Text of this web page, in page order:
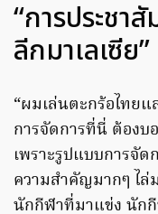
“การประช
ลีกมาเลเซีย”
“ผมเล่นตะกร้อไทย
การจัดการที่นี่ ต้อง
เพราะรูปแบบการจัด
ความสำคัญมากๆ ไ
นักกีฬาที่มาแข่ง นัก